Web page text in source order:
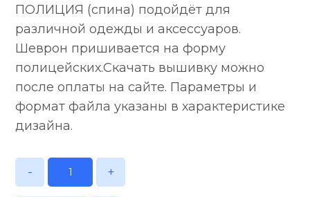
ПОЛИЦИЯ (спина) подойдёт для
различной одежды и аксессуаров.
Шеврон пришивается на форму
полицейских.Скачать вышивку можно
после оплаты на сайте. Параметры и
формат файла указаны в характеристике
дизайна.
- +